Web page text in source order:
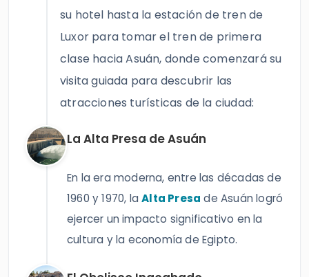
su hotel hasta la estación de tren de
Luxor para tomar el tren de primera
clase hacia Asuán, donde comenzará su
visita guiada para descubrir las
atracciones turísticas de la ciudad:
La Alta Presa de Asuán
En la era moderna, entre las décadas de
1960 y 1970, laAlta Presa de Asuán logró
ejercer un impacto significativo en la
cultura y la economía de Egipto.